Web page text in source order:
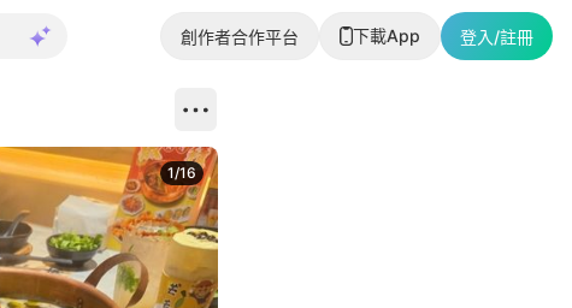
創作者合作平台 下載App 登入/註冊
1/16